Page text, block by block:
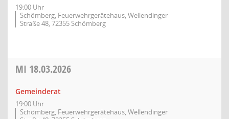
19:00 Uhr
Schömberg, Feuerwehrgerätehaus, Wellendinger
Straße 48, 72355 Schömberg
MI 18.03.2026
Gemeinderat
19:00 Uhr
Schömberg, Feuerwehrgerätehaus, Wellendinger